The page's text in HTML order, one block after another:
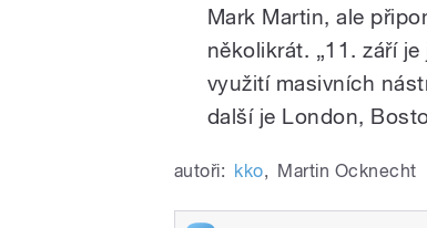
Mark Martin, ale
několikrát. „11. září
využití masivních
další je London,
autoři: kko, Martin Ocknecht